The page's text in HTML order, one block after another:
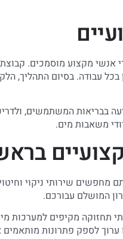
אנשי מקצוע מוסמכים.
עבודה. בסיום התהליך,
בבריאות המשתמשים,
משאבות מים.
שירותי ניקוי
המושלם עבורכם.
תחזוקה מקיפים למערכות
ערוך לספק פתרונות